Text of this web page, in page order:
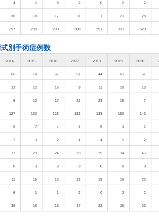
4 1 8 2 0 2 2
30 18 17 11 1 21 28
297 299 290 308 291 331 320
別手術症例数
2014 2015 2016 2017 2018 2019 2020
65 70 61 51 44 61 51
13 12 15 9 11 19 13
6 13 17 21 23 15 7
127 130 126 152 133 150 143
9 7 4 4 5 4 1
7 3 2 4 4 5 2
17 29 24 23 29 34 45
0 3 3 3 0 0 0
11 15 15 22 19 16 23
6 1 1 2 0 2 2
36 16 16 17 23 25 33